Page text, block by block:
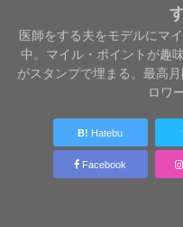
医師をする夫をモデルにマ
中。マイル・ポイントが趣
がスタンプで埋まる。最高
ロワ
B! Hatebu
Facebook